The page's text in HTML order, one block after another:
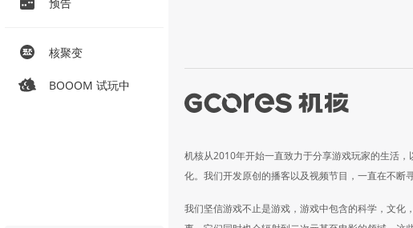
核聚变
BOOOM 试玩中
机核从2010年开始一直致力于分享游戏玩家的生活，
化。我们开发原创的播客以及视频节目，一直在不断
我们坚信游戏不止是游戏，游戏中包含的科学，文化